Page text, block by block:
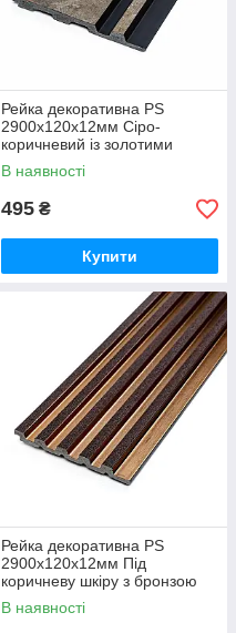
Рейка декоративна PS
2900х120х12мм Сіро-
коричневий із золотими
вкрапленнями SW-00002138
В наявності
495 ₴
Купити
Рейка декоративна PS
2900х120х12мм Під
коричневу шкіру з бронзою
SW-00002135
В наявності